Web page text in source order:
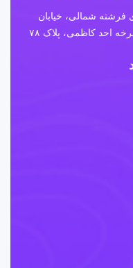
فرشته شمالی، خیابان
احد کاظمی، پلاک ۷۸